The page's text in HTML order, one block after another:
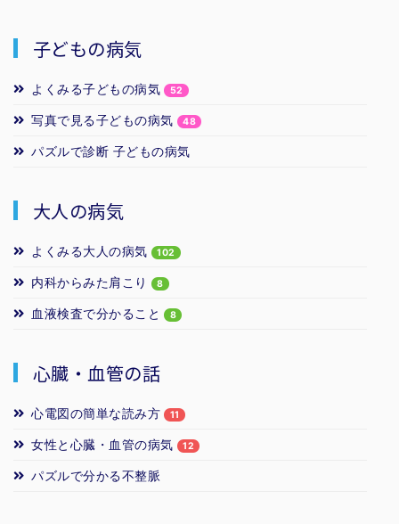
子どもの病気
よくみる子どもの病気 52
写真で見る子どもの病気 48
パズルで診断 子どもの病気
大人の病気
よくみる大人の病気 102
内科からみた肩こり 8
血液検査で分かること 8
心臓・血管の話
心電図の簡単な読み方 11
女性と心臓・血管の病気 12
パズルで分かる不整脈